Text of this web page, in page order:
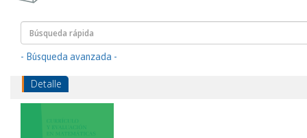
- Búsqueda avanzada -
Detalle